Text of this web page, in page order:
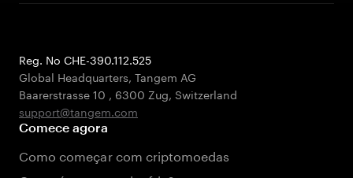
Reg. No CHE-390.112.525
Global Headquarters, Tangem AG
Baarerstrasse 10 , 6300 Zug, Switzerland
support@tangem.com
Comece agora
Como começar com criptomoedas